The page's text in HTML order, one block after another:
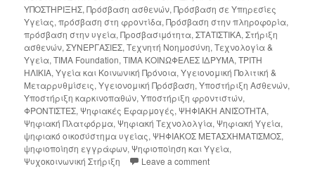
ΥΠΟΣΤΗΡΙΞΗΣ,Πρόσβαση ασθενών,Πρόσβαση σε Υπηρεσίες
Υγείας,πρόσβαση στη φροντίδα,Πρόσβαση στην πληροφορία,
πρόσβαση στην υγεία,Προσβασιμότητα,ΣΤΑΤΙΣΤΙΚΑ,Στήριξη
ασθενών,ΣΥΝΕΡΓΑΣΙΕΣ,Τεχνητή Νοημοσύνη,Τεχνολογία &
Υγεία,ΤΙΜΑ Foundation,ΤΙΜΑ ΚΟΙΝΩΦΕΛΕΣ ΙΔΡΥΜΑ,ΤΡΙΤΗ
ΗΛΙΚΙΑ,Υγεία και Κοινωνική Πρόνοια,Υγειονομική Πολιτική &
Μεταρρυθμίσεις,Υγειονομική Πρόσβαση,Υποστήριξη Ασθενών,
Υποστήριξη καρκινοπαθών,Υποστήριξη φροντιστών,
ΦΡΟΝΤΙΣΤΕΣ,Ψηφιακές Εφαρμογές,ΨΗΦΙΑΚΗ ΑΝΙΣΟΤΗΤΑ,
Ψηφιακή Πλατφόρμα,Ψηφιακή Τεχνολολγία,Ψηφιακή Υγεία,
ψηφιακό οικοσύστημα υγείας,ΨΗΦΙΑΚΟΣ ΜΕΤΑΣΧΗΜΑΤΙΣΜΟΣ,
ψηφιοποίηση εγγράφων,Ψηφιοποίηση και Υγεία,
Ψυχοκοινωνική Στήριξη
Leave a comment